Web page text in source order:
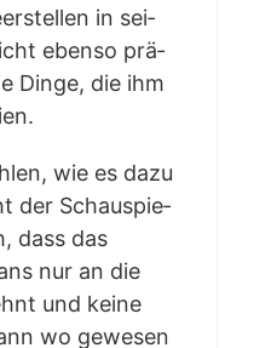
in sei­
eben­so prä­
Din­ge, die ihm
wie es dazu
der Schau­spie­
dass das
nur an die
und kei­ne
wo gewe­sen